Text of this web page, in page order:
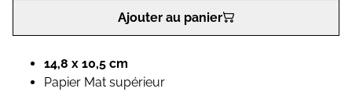
Ajouter au panier
14,8 x 10,5 cm
Papier Mat supérieur